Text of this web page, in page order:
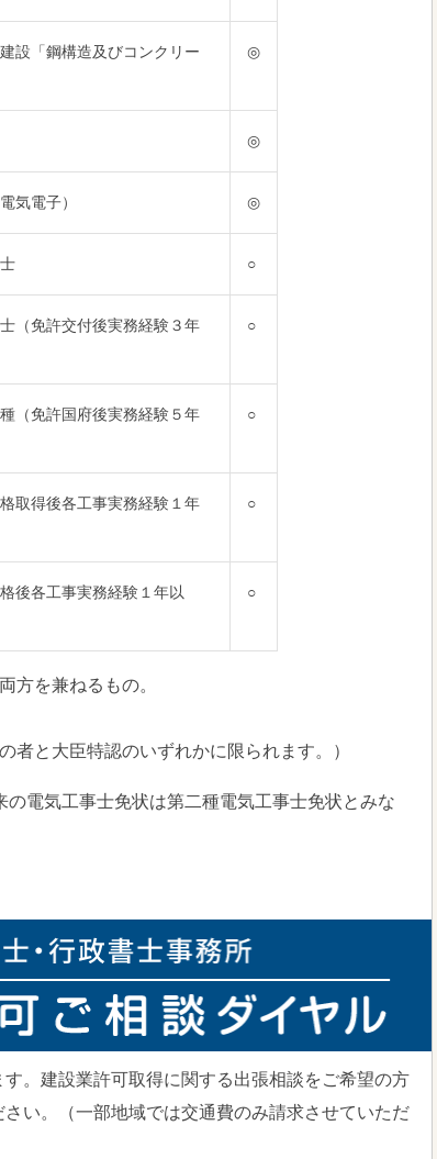
設「鋼構造及びコンクリー
◎
◎
気電子） ◎
○
（免許交付後実務経験３年
○
（免許国府後実務経験５年
○
取得後各工事実務経験１年
○
後各工事実務経験１年以
○
方を兼ねるもの。
者と大臣特認のいずれかに限られます。）
電気工事士免状は第二種電気工事士免状とみな
。建設業許可取得に関する出張相談をご希望の方
い。（一部地域では交通費のみ請求させていただ